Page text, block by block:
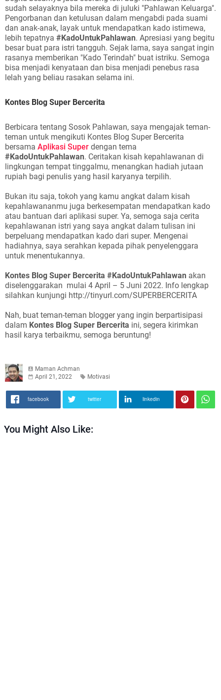
sudah selayaknya bila mereka di juluki "Pahlawan Keluarga".
Pengorbanan dan ketulusan dalam mengabdi pada suami
dan anak-anak, layak untuk mendapatkan kado istimewa,
lebih tepatnya #KadoUntukPahlawan. Apresiasi yang begitu
besar buat para istri tangguh. Sejak lama, saya sangat ingin
rasanya memberikan "Kado Terindah" buat istriku. Semoga
bisa menjadi kenyataan dan bisa menjadi penebus rasa
lelah yang beliau rasakan selama ini.
Kontes Blog Super Bercerita
Berbicara tentang Sosok Pahlawan, saya mengajak teman-
teman untuk mengikuti Kontes Blog Super Bercerita
bersama Aplikasi Super dengan tema
#KadoUntukPahlawan. Ceritakan kisah kepahlawanan di
lingkungan tempat tinggalmu, menangkan hadiah jutaan
rupiah bagi penulis yang hasil karyanya terpilih.
Bukan itu saja, tokoh yang kamu angkat dalam kisah
kepahlawananmu juga berkesempatan mendapatkan kado
atau bantuan dari aplikasi super. Ya, semoga saja cerita
kepahlawanan istri yang saya angkat dalam tulisan ini
berpeluang mendapatkan kado dari super. Mengenai
hadiahnya, saya serahkan kepada pihak penyelenggara
untuk menentukannya.
Kontes Blog Super Bercerita #KadoUntukPahlawan akan
diselenggarakan mulai 4 April – 5 Juni 2022. Info lengkap
silahkan kunjungi http://tinyurl.com/SUPERBERCERITA
Nah, buat teman-teman blogger yang ingin berpartisipasi
dalam Kontes Blog Super Bercerita ini, segera kirimkan
hasil karya terbaikmu, semoga beruntung!
Maman Achman
April 21, 2022
Motivasi
facebook twitter linkedin
You Might Also Like: